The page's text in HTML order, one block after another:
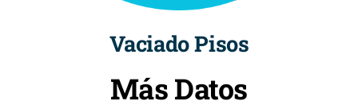
Vaciado Pisos
Más Datos